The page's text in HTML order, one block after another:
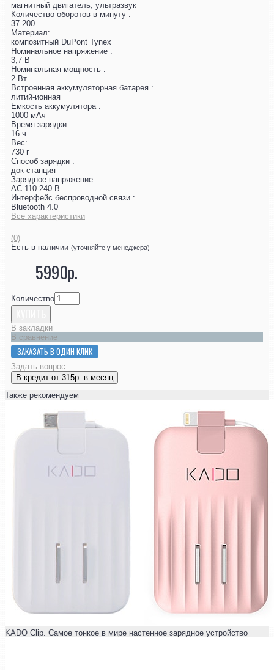
магнитный двигатель, ультразвук
Количество оборотов в минуту :
37 200
Материал:
композитный DuPont Tynex
Номинальное напряжение :
3,7 В
Номинальная мощность :
2 Вт
Встроенная аккумуляторная батарея :
литий-ионная
Емкость аккумулятора :
1000 мАч
Время зарядки :
16 ч
Вес:
730 г
Способ зарядки :
док-станция
Зарядное напряжение :
AC 110-240 В
Интерфейс беспроводной связи :
Bluetooth 4.0
Все характеристики
(0)
Есть в наличии (уточняйте у менеджера)
5990р.
Количество
В закладки
В сравнение
ЗАКАЗАТЬ В ОДИН КЛИК
Задать вопрос
В кредит от 315р. в месяц
Также рекомендуем
KADO Clip. Самое тонкое в мире настенное зарядное устройство